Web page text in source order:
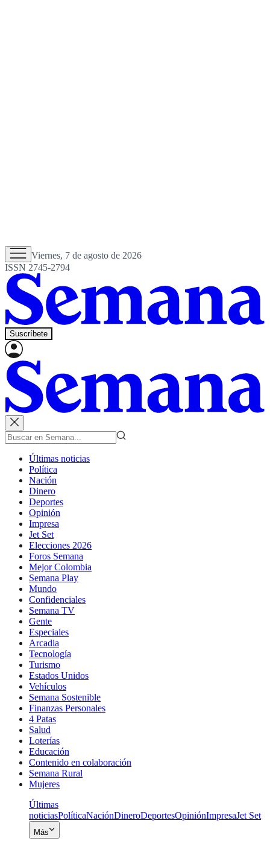
Viernes, 7 de agosto de 2026
ISSN 2745-2794
Suscríbete
Últimas noticias
Política
Nación
Dinero
Deportes
Opinión
Impresa
Jet Set
Elecciones 2026
Foros Semana
Mejor Colombia
Semana Play
Mundo
Confidenciales
Semana TV
Gente
Especiales
Arcadia
Tecnología
Turismo
Estados Unidos
Vehículos
Semana Sostenible
Finanzas Personales
4 Patas
Salud
Loterías
Educación
Contenido en colaboración
Semana Rural
Mujeres
Últimas
noticiasPolíticaNaciónDineroDeportesOpiniónImpresaJet Set
Más